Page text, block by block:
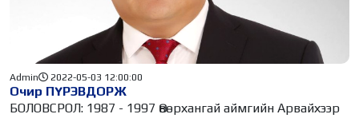
Очир ПҮРЭВДОРЖ
Admin 2022-05-03 12:00:00
БОЛОВСРОЛ: 1987 - 1997 Өвөрхангай аймгийн Арвайхээр